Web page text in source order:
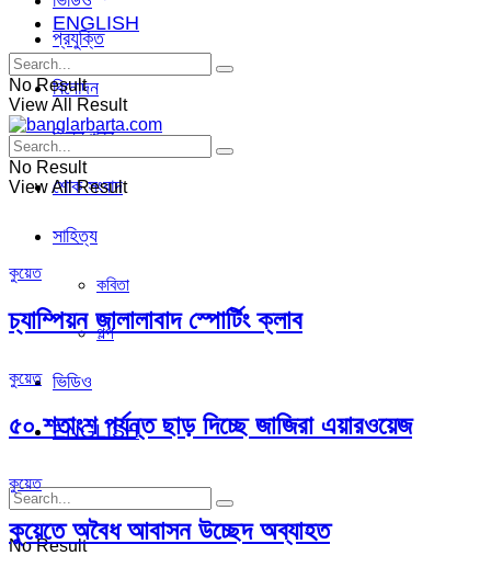
প্রযুক্তি
বিনোদন
ভিন্ন খবর
শোক সংবাদ
সাহিত্য
কবিতা
গল্প
ভিডিও
ENGLISH
No Result
ENGLISH
No Result
View All Result
No Result
View All Result
কুয়েত
চ্যাম্পিয়ন জালালাবাদ স্পোর্টিং ক্লাব
কুয়েত
৫০ শতাংশ পর্যন্ত ছাড় দিচ্ছে জাজিরা এয়ারওয়েজ
কুয়েত
কুয়েতে অবৈধ আবাসন উচ্ছেদ অব্যাহত